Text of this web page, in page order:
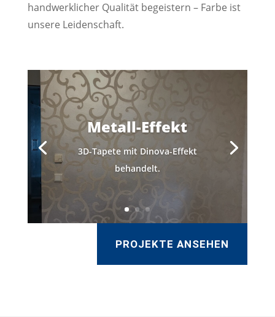
handwerklicher Qualität begeistern – Farbe ist
unsere Leidenschaft.
Metall-Effekt
3D-Tapete mit Dinova-Effekt
behandelt.
PROJEKTE ANSEHEN